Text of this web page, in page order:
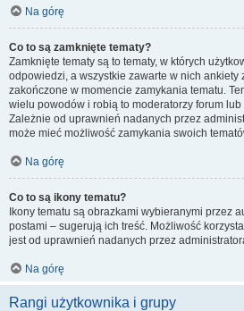
Na górę
Co to są zamknięte tematy?
Zamknięte tematy są to tematy, w których
odpowiedzi, a wszystkie zawarte w nich ankiety
zakończone w momencie zamykania tematu.
wielu powodów i robią to moderatorzy forum
Zależnie od uprawnień nadanych przez
może mieć możliwość zamykania swoich
Na górę
Co to są ikony tematu?
Ikony tematu są obrazkami wybieranymi przez
postami – sugerują ich treść. Możliwość
jest od uprawnień nadanych przez
Na górę
Rangi użytkownika i grupy